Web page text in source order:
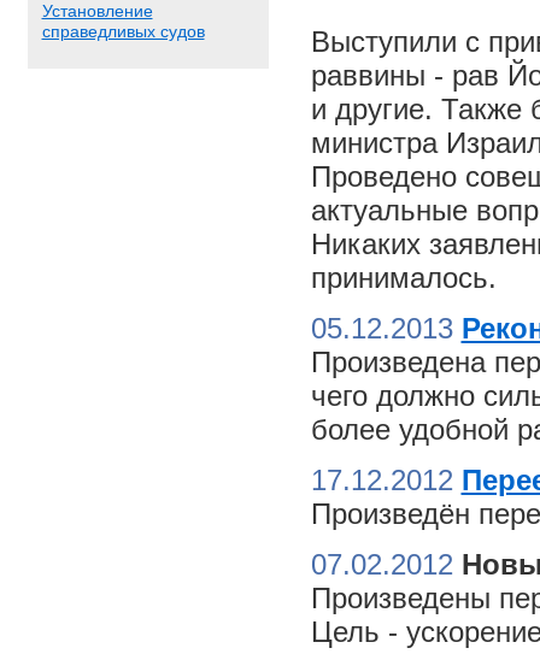
Установление
справедливых судов
Выступили с
раввины - рав
и другие. Также
министра
Проведено
актуальные
Никаких
принималось.
05.12.2013
Произведена
чего должно
более удобной
17.12.2012
Произведён
07.02.2012
Произведены
Цель -